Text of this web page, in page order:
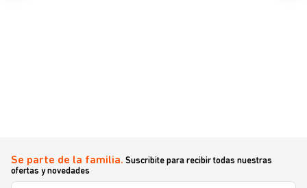
Se parte de la familia. Suscribite para recibir todas nuestras
ofertas y novedades